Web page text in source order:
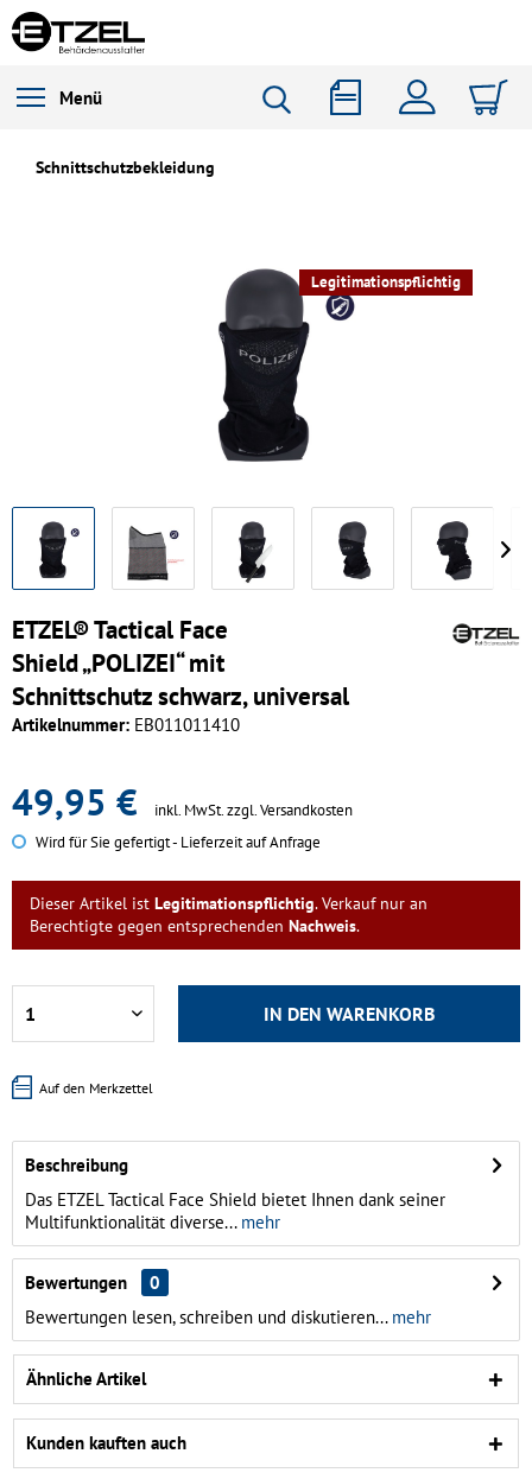
Menü
Schnittschutzbekleidung
Legitimationspflichtig
ETZEL® Tactical Face
Shield „POLIZEI“ mit
Schnittschutz schwarz, universal
Artikelnummer: EB011011410
49,95 € inkl. MwSt.zzgl. Versandkosten
Wird für Sie gefertigt - Lieferzeit auf Anfrage
Dieser Artikel ist Legitimationspflichtig. Verkauf nur an
Berechtigte gegen entsprechenden Nachweis.
IN DEN WARENKORB
Auf den Merkzettel
Beschreibung
Das ETZEL Tactical Face Shield bietet Ihnen dank seiner
Multifunktionalität diverse...mehr
Bewertungen
0
Bewertungen lesen, schreiben und diskutieren...mehr
Ähnliche Artikel
Kunden kauften auch